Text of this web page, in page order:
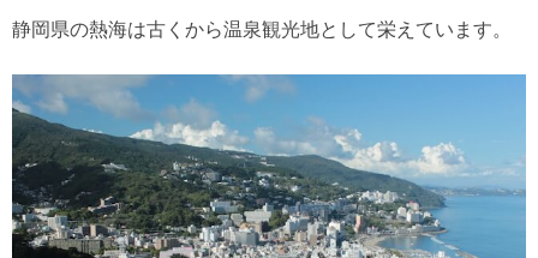
静岡県の熱海は古くから温泉観光地として栄えています。